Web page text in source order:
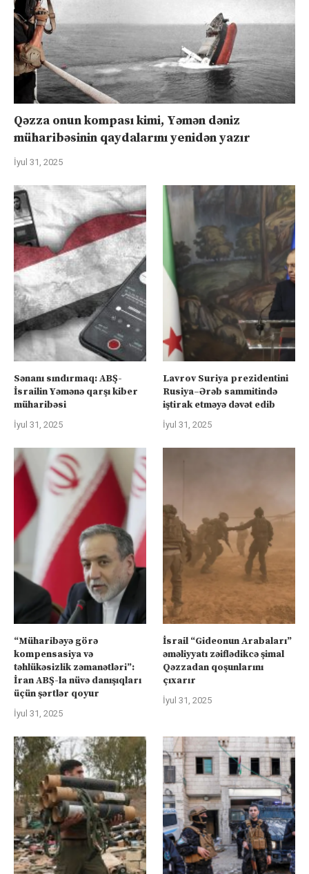
Qəzza onun kompası kimi, Yəmən dəniz
müharibəsinin qaydalarını yenidən yazır
İyul 31, 2025
Sənanı sındırmaq: ABŞ-
İsrailin Yəmənə qarşı kiber
müharibəsi
İyul 31, 2025
Lavrov Suriya prezidentini
Rusiya–Ərəb sammitində
iştirak etməyə dəvət edib
İyul 31, 2025
“Müharibəyə görə
kompensasiya və
təhlükəsizlik zəmanətləri”:
İran ABŞ-la nüvə danışıqları
üçün şərtlər qoyur
İyul 31, 2025
İsrail “Gideonun Arabaları”
əməliyyatı zəiflədikcə şimal
Qəzzadan qoşunlarını
çıxarır
İyul 31, 2025